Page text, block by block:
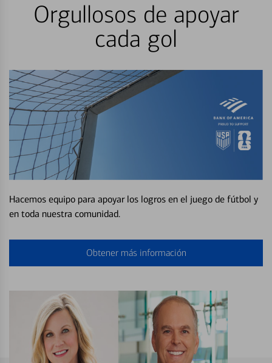
Orgullosos de apoyar
cada gol
Hacemos equipo para apoyar los logros en el juego de fútbol y
en toda nuestra comunidad.
Obtener más información